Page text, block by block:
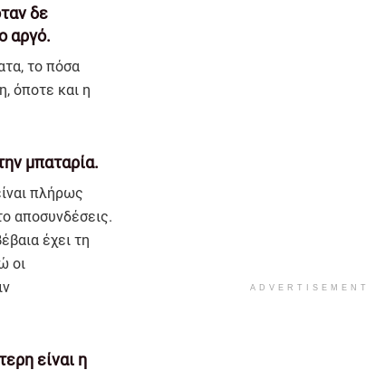
δε
αργό.
το πόσα
όποτε και η
μπαταρία.
πλήρως
αποσυνδέσεις.
έχει τη
οι
είναι η
ADVERTISEMENT